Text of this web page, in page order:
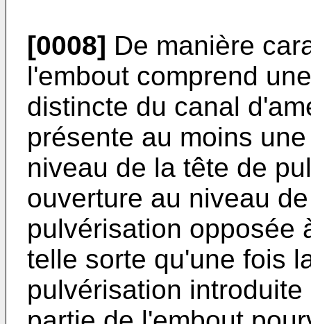
[0008] De manière
l'embout comprend
distincte du canal
présente au moins
niveau de la tête de
ouverture au niveau
pulvérisation opposée
telle sorte qu'une fois
pulvérisation